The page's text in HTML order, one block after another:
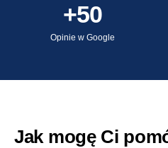
+50
Opinie w Google
Jak mogę Ci